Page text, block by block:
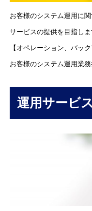
HOME
お客様のシステム運用に
サービスの提供を目指しま
【オペレーション、バッ
お客様のシステム運用業
運用サービス